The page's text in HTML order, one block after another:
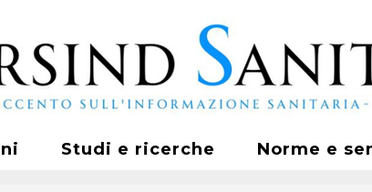
Studi e ricerche Norme e